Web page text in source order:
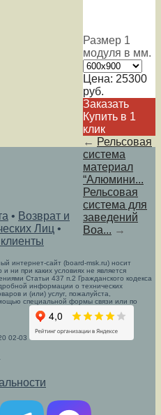
Размер 1
модуля в мм.
Цена: 25300
руб.
Заказать
Купить в 1
клик
← Рельсовая
система
материал
“Алюмини...
Рельсовая
система для
заведений
Boa... →
• Возврат и
Лиц •
интернет-сайт (board-msk.ru) носит
ни при каких условиях не является
Статьи 437 п.2 Гражданского кодекса
информации о технических
и (или) услуг, пожалуйста,
специальной формы связи или по
02-03